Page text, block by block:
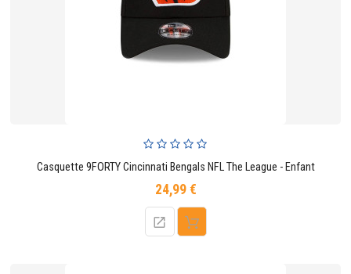
Casquette 9FORTY Cincinnati Bengals NFL The League - Enfant
24,99 €Prix